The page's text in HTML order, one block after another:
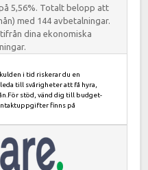
5,56%. Totalt belopp att
med 144 avbetalningar.
dina ekonomiska
i tid riskerar du en
till svårigheter att få hyra,
stöd, vänd dig till budget-
finns på